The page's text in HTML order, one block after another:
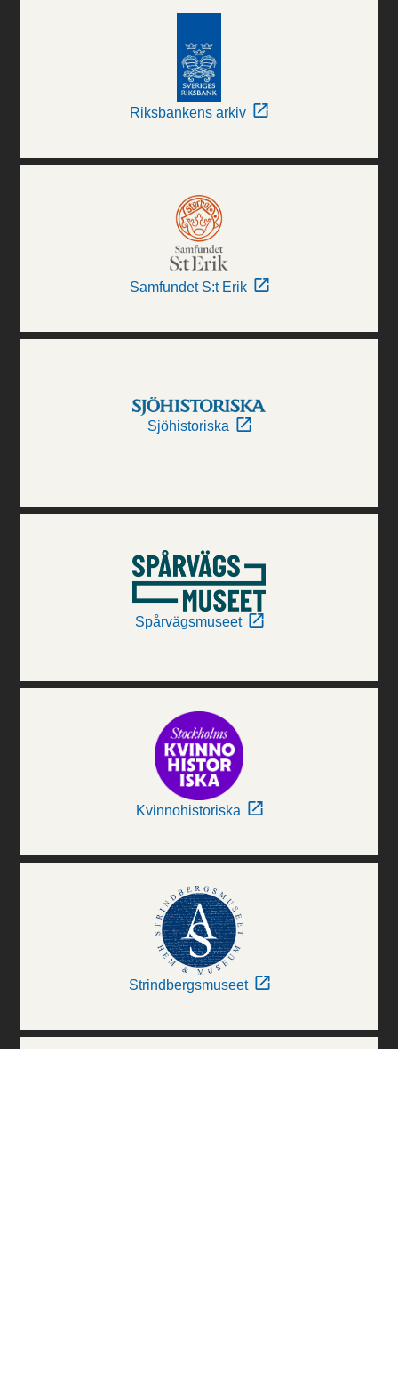
Riksbankens arkiv
Samfundet S:t Erik
Sjöhistoriska
Spårvägsmuseet
Kvinnohistoriska
Strindbergsmuseet